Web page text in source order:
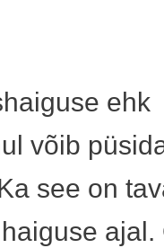
ehk
võib
see on